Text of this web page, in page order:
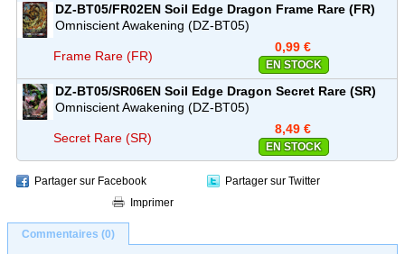
DZ-BT05/FR02EN Soil Edge Dragon Frame Rare (FR)
Omniscient Awakening (DZ-BT05)
Frame Rare (FR)
0,99 €
EN STOCK
DZ-BT05/SR06EN Soil Edge Dragon Secret Rare (SR)
Omniscient Awakening (DZ-BT05)
Secret Rare (SR)
8,49 €
EN STOCK
Partager sur Facebook
Partager sur Twitter
Imprimer
Commentaires (0)